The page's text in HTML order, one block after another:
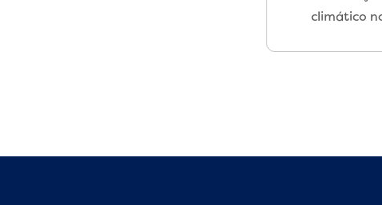
climático